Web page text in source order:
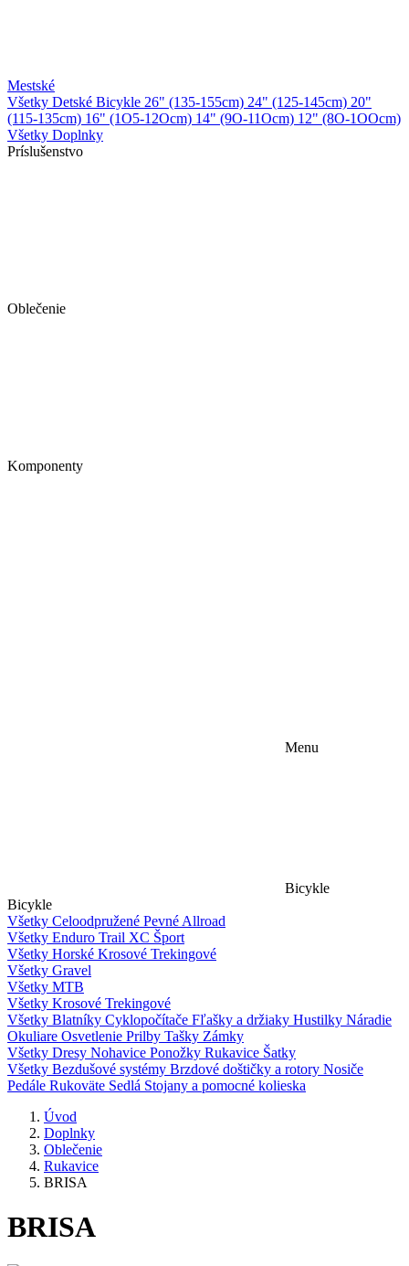
Mestské
Všetky Detské Bicykle 26" (135-155cm) 24" (125-145cm) 20"
(115-135cm) 16" (1O5-12Ocm) 14" (9O-11Ocm) 12" (8O-1OOcm)
Všetky Doplnky
Príslušenstvo
Oblečenie
Komponenty
Menu
Bicykle
Bicykle
Všetky Celoodpružené Pevné Allroad
Všetky Enduro Trail XC Šport
Všetky Horské Krosové Trekingové
Všetky Gravel
Všetky MTB
Všetky Krosové Trekingové
Všetky Blatníky Cyklopočítače Fľašky a držiaky Hustilky Náradie
Okuliare Osvetlenie Prilby Tašky Zámky
Všetky Dresy Nohavice Ponožky Rukavice Šatky
Všetky Bezdušové systémy Brzdové doštičky a rotory Nosiče
Pedále Rukoväte Sedlá Stojany a pomocné kolieska
Úvod
Doplnky
Oblečenie
Rukavice
BRISA
BRISA